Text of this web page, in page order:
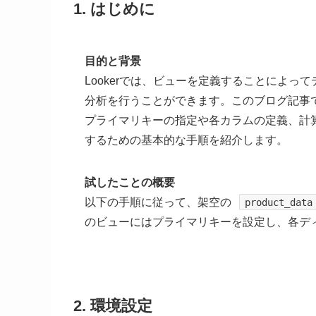
1. はじめに
目的と背景
Lookerでは、ビューを定義することによっ
分析を行うことができます。このブログ記
プライマリキーの指定や各カラムの定義、
するための基本的な手順を紹介します。
試したことの概要
以下の手順に従って、架空の
product_data
のビューにはプライマリキーを設定し、各
2. 環境設定